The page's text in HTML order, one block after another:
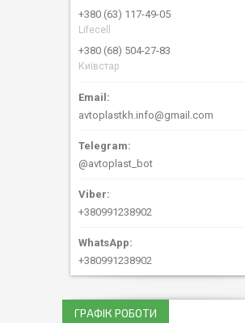
+380 (63) 117-49-05
Lifecell
+380 (68) 504-27-83
Київстар
avtoplastkh.info@gmail.com
@avtoplast_bot
+380991238902
+380991238902
ГРАФІК РОБОТИ